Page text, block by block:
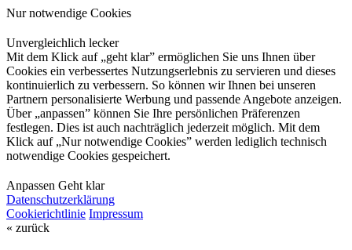
Nur notwendige Cookies
Unvergleichlich lecker
Mit dem Klick auf „geht klar” ermöglichen Sie uns Ihnen über
Cookies ein verbessertes Nutzungserlebnis zu servieren und dieses
kontinuierlich zu verbessern. So können wir Ihnen bei unseren
Partnern personalisierte Werbung und passende Angebote anzeigen.
Über „anpassen” können Sie Ihre persönlichen Präferenzen
festlegen. Dies ist auch nachträglich jederzeit möglich. Mit dem
Klick auf „Nur notwendige Cookies” werden lediglich technisch
notwendige Cookies gespeichert.
Anpassen Geht klar
Datenschutzerklärung
Cookierichtlinie Impressum
« zurück